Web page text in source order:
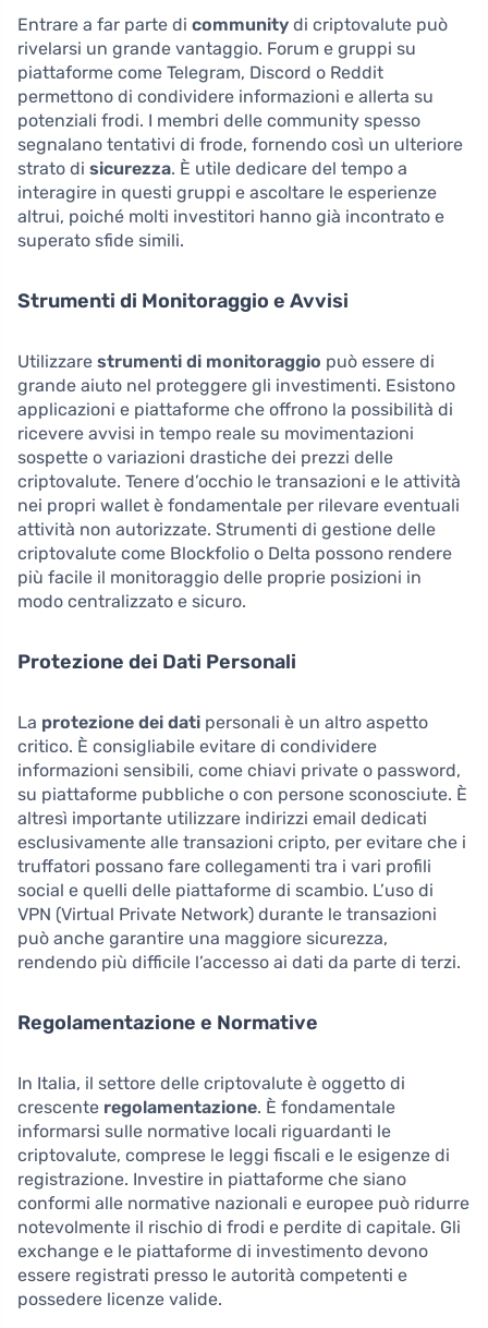
Entrare a far parte di community di criptovalute può
rivelarsi un grande vantaggio. Forum e gruppi su
piattaforme come Telegram, Discord o Reddit
permettono di condividere informazioni e allerta su
potenziali frodi. I membri delle community spesso
segnalano tentativi di frode, fornendo così un ulteriore
strato di sicurezza. È utile dedicare del tempo a
interagire in questi gruppi e ascoltare le esperienze
altrui, poiché molti investitori hanno già incontrato e
superato sfide simili.
Strumenti di Monitoraggio e Avvisi
Utilizzare strumenti di monitoraggio può essere di
grande aiuto nel proteggere gli investimenti. Esistono
applicazioni e piattaforme che offrono la possibilità di
ricevere avvisi in tempo reale su movimentazioni
sospette o variazioni drastiche dei prezzi delle
criptovalute. Tenere d’occhio le transazioni e le attività
nei propri wallet è fondamentale per rilevare eventuali
attività non autorizzate. Strumenti di gestione delle
criptovalute come Blockfolio o Delta possono rendere
più facile il monitoraggio delle proprie posizioni in
modo centralizzato e sicuro.
Protezione dei Dati Personali
La protezione dei dati personali è un altro aspetto
critico. È consigliabile evitare di condividere
informazioni sensibili, come chiavi private o password,
su piattaforme pubbliche o con persone sconosciute. È
altresì importante utilizzare indirizzi email dedicati
esclusivamente alle transazioni cripto, per evitare che i
truffatori possano fare collegamenti tra i vari profili
social e quelli delle piattaforme di scambio. L’uso di
VPN (Virtual Private Network) durante le transazioni
può anche garantire una maggiore sicurezza,
rendendo più difficile l’accesso ai dati da parte di terzi.
Regolamentazione e Normative
In Italia, il settore delle criptovalute è oggetto di
crescente regolamentazione. È fondamentale
informarsi sulle normative locali riguardanti le
criptovalute, comprese le leggi fiscali e le esigenze di
registrazione. Investire in piattaforme che siano
conformi alle normative nazionali e europee può ridurre
notevolmente il rischio di frodi e perdite di capitale. Gli
exchange e le piattaforme di investimento devono
essere registrati presso le autorità competenti e
possedere licenze valide.